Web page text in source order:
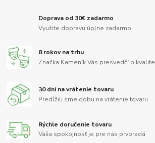
Doprava od 30€ zadarmo
Využite dopravu úplne zadarmo
8 rokov na trhu
Značka Kameník Vás presvedčí o kvalite
30 dní na vrátenie tovaru
Predĺžili sme dobu na vrátenie tovaru
Rýchle doručenie tovaru
Vaša spokojnosť je pre nás prvoradá